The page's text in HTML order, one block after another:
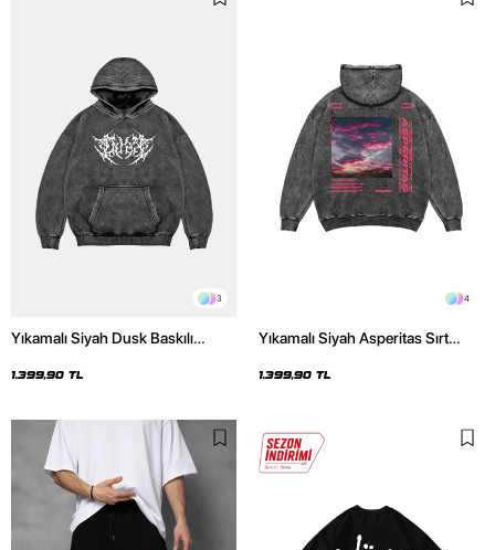
3
Yıkamalı Siyah Dusk Baskılı
1.399,90 TL
4
Yıkamalı Siyah Asperitas Sırt
1.399,90 TL